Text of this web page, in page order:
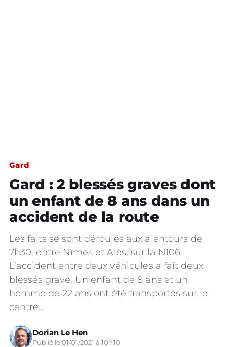
Gard
Gard : 2 blessés graves dont
un enfant de 8 ans dans un
accident de la route
Les faits se sont déroulés aux alentours de
7h30, entre Nîmes et Alès, sur la N106.
L’accident entre deux véhicules a fait deux
blessés grave. Un enfant de 8 ans et un
homme de 22 ans ont été transportés sur le
centre…
Dorian Le Hen
Publié le 01/01/2021 à 10h10